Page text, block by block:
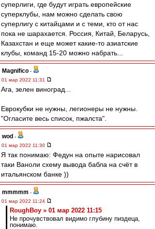
суперлиги, где будут играть европейские
суперклубы, нам можно сделать свою
суперлигу с китайцами и с теми, кто от нас
пока не шарахается. Россия, Китай, Беларусь,
Казахстан и еще может какие-то азиатские
клубы, команд 15-20 можно набрать...
Magnifico -
01 мар 2022 11:31
Ага, зелен виноград...
Еврокубки не нужны, легионеры не нужны.
"Огласите весь список, пжалста".
wod -
01 мар 2022 11:30
Я так понимаю: Федун на опыте нарисовал
таки Ваноли схему вывода бабла на счёт в
итальянском банке ))
mmmmm -
01 мар 2022 11:24
RoughBoy » 01 мар 2022 11:15
Не прочувствовал видимо глубину пиздеца,
понимаю.